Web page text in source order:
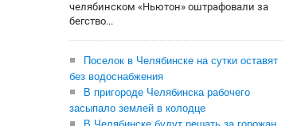
челябинском «Ньютон» оштрафовали за
бегство...
Поселок в Челябинске на сутки оставят
без водоснабжения
В пригороде Челябинска рабочего
засыпало землей в колодце